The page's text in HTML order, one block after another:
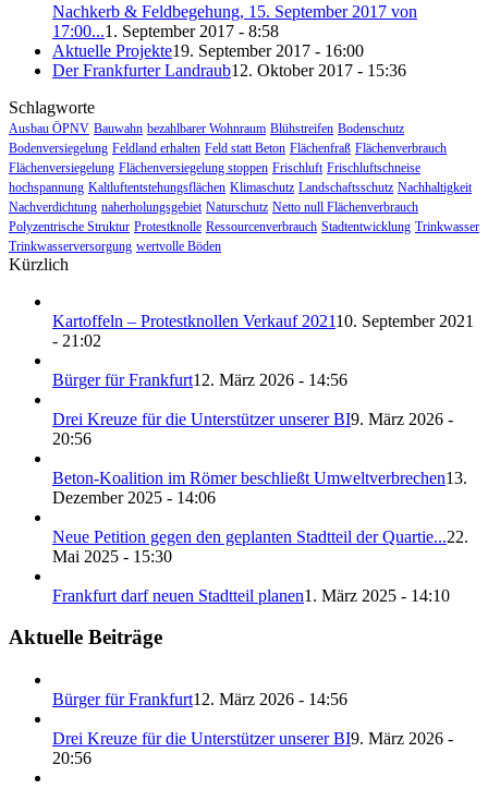
Nachkerb & Feldbegehung, 15. September 2017 von
17:00...1. September 2017 - 8:58
Aktuelle Projekte19. September 2017 - 16:00
Der Frankfurter Landraub12. Oktober 2017 - 15:36
Schlagworte
Ausbau ÖPNV Bauwahn bezahlbarer Wohnraum Blühstreifen Bodenschutz
Bodenversiegelung Feldland erhalten Feld statt Beton Flächenfraß Flächenverbrauch
Flächenversiegelung Flächenversiegelung stoppen Frischluft Frischluftschneise
hochspannung Kaltluftentstehungsflächen Klimaschutz Landschaftsschutz Nachhaltigkeit
Nachverdichtung naherholungsgebiet Naturschutz Netto null Flächenverbrauch
Polyzentrische Struktur Protestknolle Ressourcenverbrauch Stadtentwicklung Trinkwasser
Trinkwasserversorgung wertvolle Böden
Kürzlich
Kartoffeln – Protestknollen Verkauf 202110. September 2021
- 21:02
Bürger für Frankfurt12. März 2026 - 14:56
Drei Kreuze für die Unterstützer unserer BI9. März 2026 -
20:56
Beton-Koalition im Römer beschließt Umweltverbrechen13.
Dezember 2025 - 14:06
Neue Petition gegen den geplanten Stadtteil der Quartie...22.
Mai 2025 - 15:30
Frankfurt darf neuen Stadtteil planen1. März 2025 - 14:10
Aktuelle Beiträge
Bürger für Frankfurt12. März 2026 - 14:56
Drei Kreuze für die Unterstützer unserer BI9. März 2026 -
20:56